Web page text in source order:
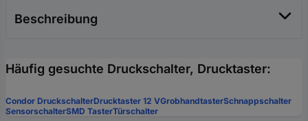
Beschreibung
Häufig gesuchte Druckschalter, Drucktaster:
Condor DruckschalterDrucktaster 12 VGrobhandtasterSchnappschalter
SensorschalterSMD TasterTürschalter